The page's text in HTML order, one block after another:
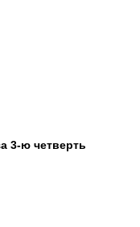
3-ю четверть